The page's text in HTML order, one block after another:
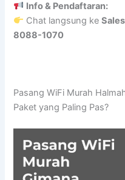
Info & Pendaftaran:
Chat langsung ke
8088-1070
Pasang WiFi Murah
Paket yang Paling Pas?